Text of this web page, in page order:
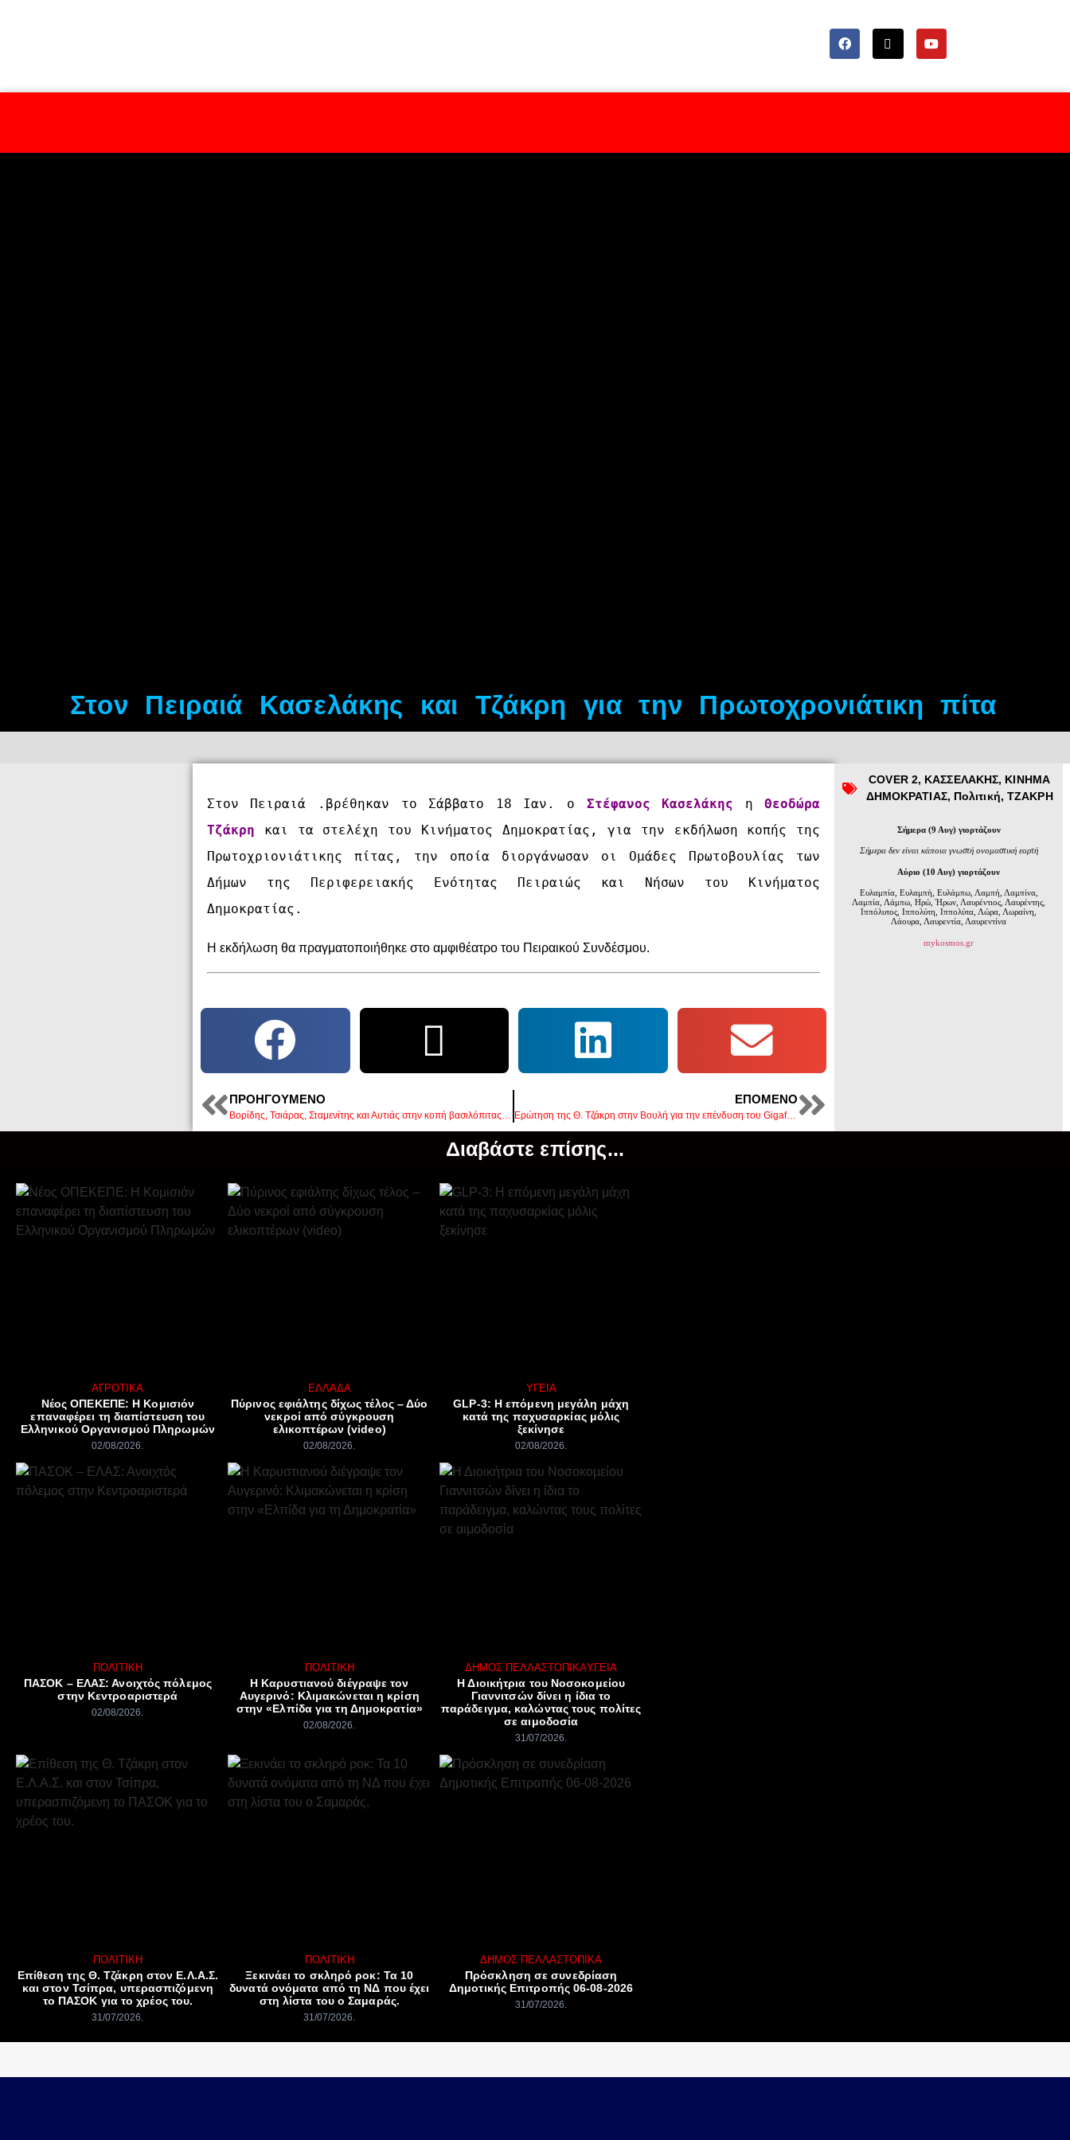
Στον Πειραιά Κασελάκης και Τζάκρη για την Πρωτοχρονιάτικη πίτα
Στον Πειραιά .βρέθηκαν το Σάββατο 18 Ιαν. ο Στέφανος Κασελάκης η Θεοδώρα
Τζάκρη και τα στελέχη του Κινήματος Δημοκρατίας, για την εκδήλωση κοπής της
Πρωτοχριονιάτικης πίτας, την οποία διοργάνωσαν οι Ομάδες Πρωτοβουλίας των
Δήμων της Περιφερειακής Ενότητας Πειραιώς και Νήσων του Κινήματος
Δημοκρατίας.
Η εκδήλωση θα πραγματοποιήθηκε στο αμφιθέατρο του Πειραικού Συνδέσμου.
ΠΡΟΗΓΟΎΜΕΝΟ ΕΠΌΜΕΝΟ
Ερώτηση της Θ. Τζάκρη στην Βουλή για την επένδυση του Gigafactory
COVER 2, ΚΑΣΣΕΛΑΚΗΣ, ΚΙΝΗΜΑ
ΔΗΜΟΚΡΑΤΙΑΣ, Πολιτική, ΤΖΑΚΡΗ
Σήμερα (9 Αυγ) γιορτάζουν
Σήμερα δεν είναι κάποια γνωστή ονομαστική εορτή
Αύριο (10 Αυγ) γιορτάζουν
Ευλαμπία, Ευλαμπή, Ευλάμπω, Λαμπή, Λαμπίνα,
Λαμπία, Λάμπω, Ηρώ, Ήρων, Λαυρέντιος, Λαυρέντης,
Ιππόλυτος, Ιππολύτη, Ιππολύτα, Λώρα, Λωραίνη,
Λάουρα, Λαυρεντία, Λαυρεντίνα
mykosmos.gr
Διαβάστε επίσης...
ΑΓΡΟΤΙΚΆ
Νέος ΟΠΕΚΕΠΕ: Η Κομισιόν
επαναφέρει τη διαπίστευση του
Ελληνικού Οργανισμού Πληρωμών
02/08/2026
ΕΛΛΆΔΑ
Πύρινος εφιάλτης δίχως τέλος – Δύο
νεκροί από σύγκρουση
ελικοπτέρων (video)
02/08/2026
ΥΓΕΊΑ
GLP-3: Η επόμενη μεγάλη μάχη
κατά της παχυσαρκίας μόλις
ξεκίνησε
02/08/2026
ΠΟΛΙΤΙΚΉ
ΠΑΣΟΚ – ΕΛΑΣ: Ανοιχτός πόλεμος
στην Κεντροαριστερά
02/08/2026
ΠΟΛΙΤΙΚΉ
Η Καρυστιανού διέγραψε τον
Αυγερινό: Κλιμακώνεται η κρίση
στην «Ελπίδα για τη Δημοκρατία»
02/08/2026
ΔΉΜΟΣ ΠΈΛΛΑΣΤΟΠΙΚΆΥΓΕΊΑ
Η Διοικήτρια του Νοσοκομείου
Γιαννιτσών δίνει η ίδια το
παράδειγμα, καλώντας τους πολίτες
σε αιμοδοσία
31/07/2026
ΠΟΛΙΤΙΚΉ
Επίθεση της Θ. Τζάκρη στον Ε.Λ.Α.Σ.
και στον Τσίπρα, υπερασπιζόμενη
το ΠΑΣΟΚ για το χρέος του.
31/07/2026
ΠΟΛΙΤΙΚΉ
Ξεκινάει το σκληρό ροκ: Τα 10
δυνατά ονόματα από τη ΝΔ που έχει
στη λίστα του ο Σαμαράς.
31/07/2026
ΔΉΜΟΣ ΠΈΛΛΑΣΤΟΠΙΚΆ
Πρόσκληση σε συνεδρίαση
Δημοτικής Επιτροπής 06-08-2026
31/07/2026